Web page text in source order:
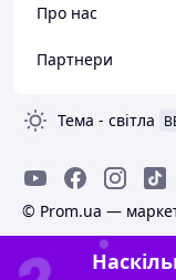
Про нас
Партнери
Тема - світла
© Prom.ua —